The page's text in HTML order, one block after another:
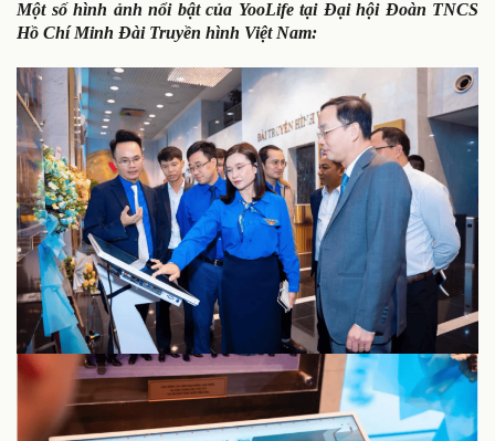
Một số hình ảnh nổi bật của YooLife tại Đại hội Đoàn TNCS
Hồ Chí Minh Đài Truyền hình Việt Nam: